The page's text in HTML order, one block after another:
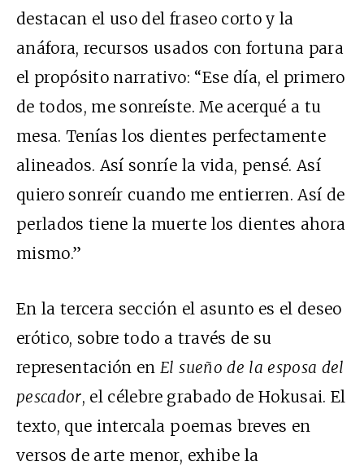
destacan el uso del fraseo corto y la
anáfora, recursos usados con fortuna para
el propósito narrativo: “Ese día, el primero
de todos, me sonreíste. Me acerqué a tu
mesa. Tenías los dientes perfectamente
alineados. Así sonríe la vida, pensé. Así
quiero sonreír cuando me entierren. Así de
perlados tiene la muerte los dientes ahora
mismo.”
En la tercera sección el asunto es el deseo
erótico, sobre todo a través de su
representación en El sueño de la esposa del
pescador, el célebre grabado de Hokusai. El
texto, que intercala poemas breves en
versos de arte menor, exhibe la